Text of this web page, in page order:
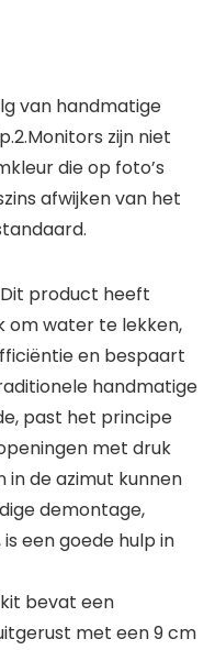
van handmatige
zijn niet
die op foto’s
afwijken van het
Dit product heeft
om water te lekken,
en bespaart
handmatige
past het principe
met druk
in de azimut kunnen
demontage,
een goede hulp in
bevat een
met een 9 cm